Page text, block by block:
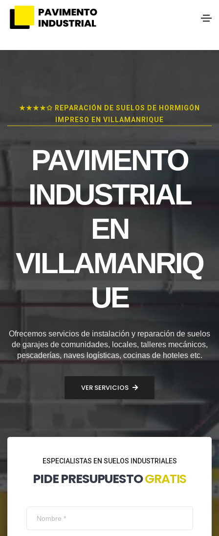
★★★★✩ REPARACIÓN DE SUELOS DE HORMIGÓN
IMPRESO EN VILLAMANRIQUE
PAVIMENTO
INDUSTRIAL
EN
VILLAMANRIQ
UE
Ofrecemos servicios de instalación y reparación de suelos
de garajes de comunidades, locales, talleres mecánicos,
pescaderías, naves logísticas, cocinas de hoteles etc.
VER SERVICIOS
ESPECIALISTAS EN SUELOS INDUSTRIALES
PIDE PRESUPUESTOGRATIS